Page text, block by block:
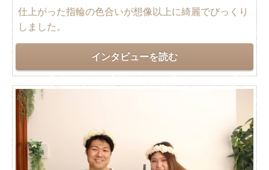
仕上がった指輪の色合いが想像以上に綺麗でびっくり
しました。
インタビューを読む